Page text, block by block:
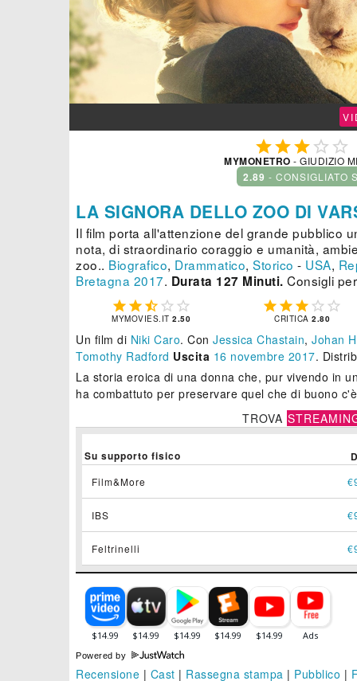
  
MYMONETRO - GIUDIZIO
2.89 - CONSIGLIATO
LA SIGNORA DELLO ZOO DI
Il film porta all'attenzione del grande pubblico
nota, di straordinario coraggio e umanità,
zoo.. Biografico, Drammatico, Storico - USA,
Bretagna 2017. Durata 127 Minuti. Consigli
    
MYMOVIES.IT2.50
    
CRITICA2.80
Un film di Niki Caro. Con Jessica Chastain, Johan
Tomothy Radford Uscita 16 novembre 2017.
La storia eroica di una donna che, pur vivendo in
ha combattuto per preservare quel che di buono
TROVA
Su supporto fisico
Film&More
IBS
Feltrinelli
Powered by
Recensione | Cast | Rassegna stampa | Pubblico |